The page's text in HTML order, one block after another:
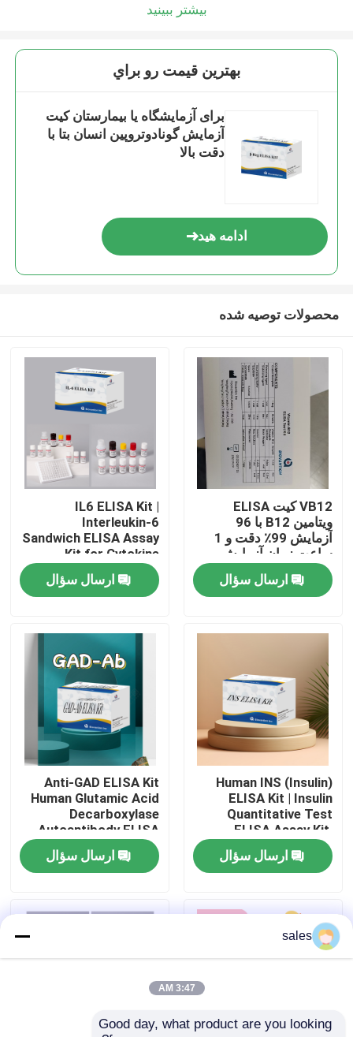
خانه
درباره ما
تور کارخانه
کنترل کیفیت
با ما تماس بگیرید
پرونده ها
کیت تست الیزا
بیشتر ببینید
بهترين قيمت رو براي
برای آزمایشگاه یا بیمارستان کیت
آزمایش گونادوتروپین انسان بتا با
دقت بالا
ادامه هید
محصولات توصیه شده
VB12 کیت ELISA
ویتامین B12 با 96
آزمایش 99٪ دقت و 1
ساعت زمان آزمایش
برای تحقیقات کمبود
ویتامین ارسال سؤال
IL6 ELISA Kit |
Interleukin-6
Sandwich ELISA Assay
Kit for Cytokine
Quantitative Detection
in Biological Samples,
Serum, Plasma, Cell
ارسال سؤال
Human INS (Insulin)
ELISA Kit | Insulin
Quantitative Test
ELISA Assay Kit,
Sandwich ELISA For
Serum Plasma 96
Tests Laboratory
ارسال سؤال
Anti-GAD ELISA Kit
Human Glutamic Acid
Decarboxylase
Autoantibody ELISA
KiT GAD-Ab / GAD65
Autoantibody Enzyme
Linked
Test Kit
ارسال سؤال
sales
3:47 AM
Good day, what product are you looking